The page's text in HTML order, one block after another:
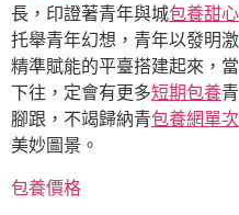
長，印證著青年與城包養甜
托舉青年幻想，青年以發明激
精準賦能的平臺搭建起來，
下往，定會有更多短期包養
腳跟，不竭歸納青包養網單次
美妙圖景。
包養價格